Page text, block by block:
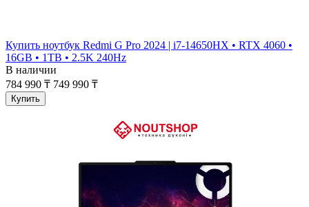
Купить ноутбук Redmi G Pro 2024 | i7-14650HX • RTX 4060 •
16GB • 1TB • 2.5K 240Hz
В наличии
784 990 ₸ 749 990 ₸
Купить